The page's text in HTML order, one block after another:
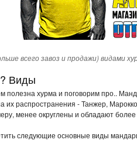
всего завоз и продажи) видами
Виды
полезна хурма и поговорим про..
их распространения - Танжер,
менее округлены и обладают
следующие основные виды